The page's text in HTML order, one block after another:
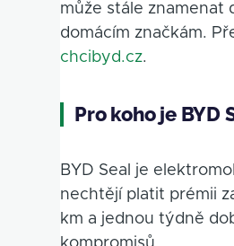
může stále znamenat
domácím značkám.
chcibyd.cz.
Pro koho je BYD
BYD Seal je
nechtějí platit prémii
km a jednou týdně